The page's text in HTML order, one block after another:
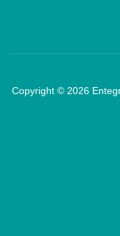
Copyright © 2026